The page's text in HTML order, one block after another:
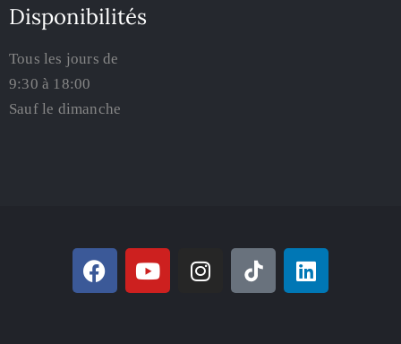
Disponibilités
Tous les jours de
9:30 à 18:00
Sauf le dimanche